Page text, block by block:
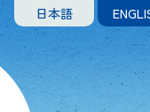
日本語